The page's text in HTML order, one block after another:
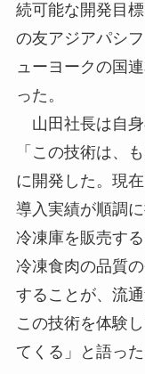
続可能な開発目
の友アジアパシ
ューヨークの国
った。
山田社長は自身
「この技術は、
に開発した。現
導入実績が順調
冷凍庫を販売す
冷凍食肉の品質
することが、流
この技術を体験
てくる」と語った